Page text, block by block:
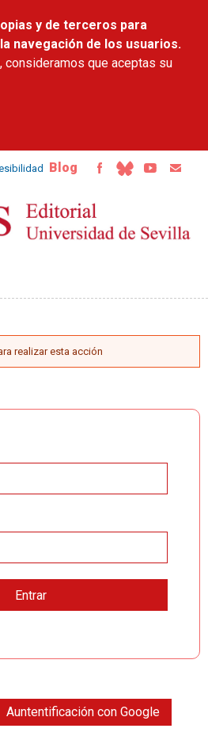
y de terceros para
navegación de los usuarios.
consideramos que aceptas su
Blog
ERROR
realizar esta acción
Auntentificación con Google